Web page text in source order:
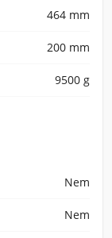
464 mm
200 mm
9500 g
Nem
Nem